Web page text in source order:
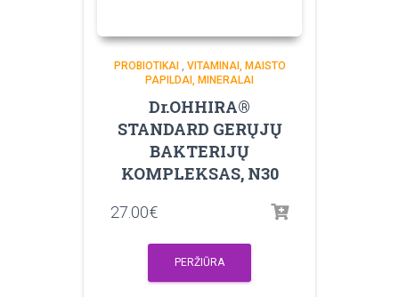
PROBIOTIKAI , VITAMINAI, MAISTO
PAPILDAI, MINERALAI
Dr.OHHIRA®
STANDARD GERŲJŲ
BAKTERIJŲ
KOMPLEKSAS, N30
27.00€
PERŽIŪRA